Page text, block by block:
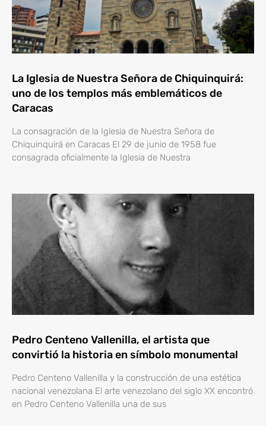
La Iglesia de Nuestra Señora de Chiquinquirá:
uno de los templos más emblemáticos de
Caracas
La consagración de la Iglesia de Nuestra Señora de
Chiquinquirá en Caracas El 29 de junio de 1958 fue
consagrada oficialmente la Iglesia de Nuestra
Pedro Centeno Vallenilla, el artista que
convirtió la historia en símbolo monumental
Pedro Centeno Vallenilla y la construcción de una estética
nacional venezolana El arte venezolano del siglo XX encontró
en Pedro Centeno Vallenilla una de sus